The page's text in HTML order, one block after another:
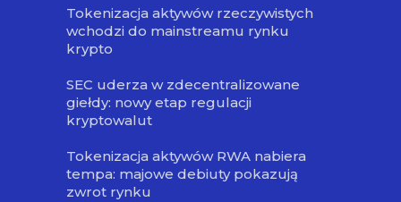
Tokenizacja aktywów rzeczywistych
wchodzi do mainstreamu rynku
krypto
SEC uderza w zdecentralizowane
giełdy: nowy etap regulacji
kryptowalut
Tokenizacja aktywów RWA nabiera
tempa: majowe debiuty pokazują
zwrot rynku